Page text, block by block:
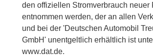
den offiziellen Stromverbrauch neuer
entnommen werden, der an allen
und bei der 'Deutschen Automobil
GmbH' unentgeltlich erhältlich ist
www.dat.de.